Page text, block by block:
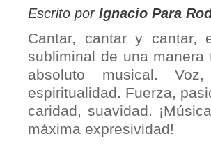
Escrito por Ignacio Para
Cantar, cantar y cantar,
subliminal de una
absoluto musical.
espiritualidad. Fuerza,
caridad, suavidad.
máxima expresividad!